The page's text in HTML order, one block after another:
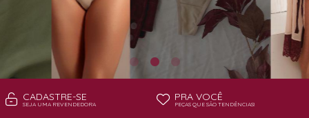
CADASTRE-SE
SEJA UMA REVENDEDORA
PRA VOCÊ
PEÇAS QUE SÃO TENDÊNCIAS!